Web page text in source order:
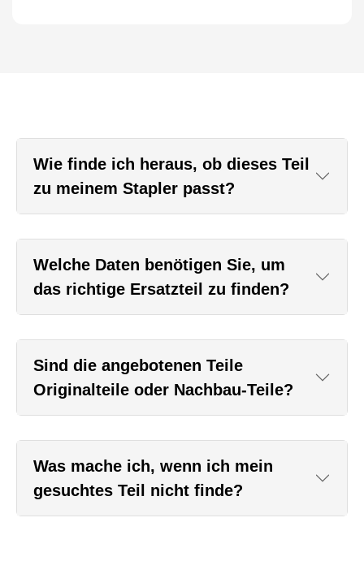
Wie finde ich heraus, ob dieses Teil
zu meinem Stapler passt?
Welche Daten benötigen Sie, um
das richtige Ersatzteil zu finden?
Sind die angebotenen Teile
Originalteile oder Nachbau-Teile?
Was mache ich, wenn ich mein
gesuchtes Teil nicht finde?